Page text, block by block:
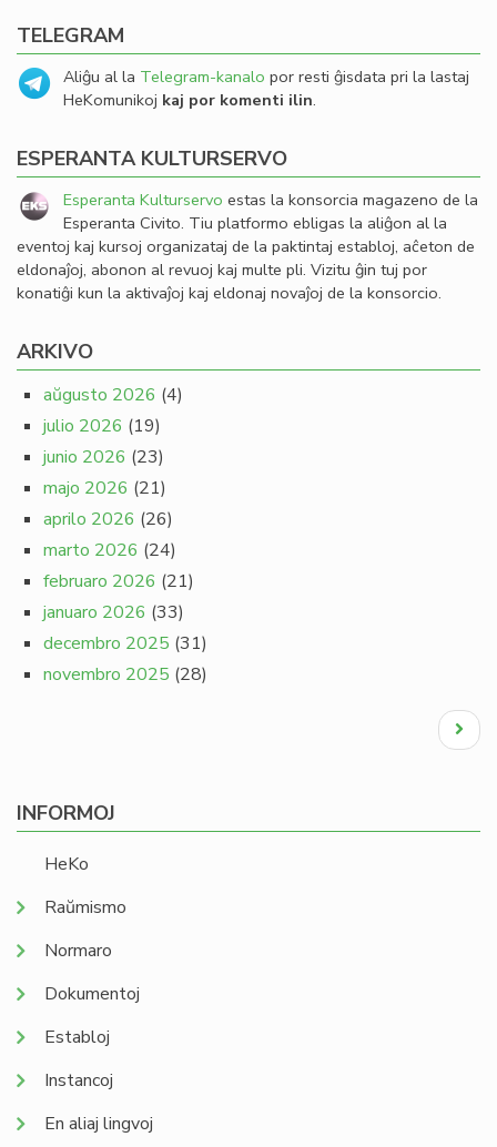
TELEGRAM
Aliĝu al la Telegram-kanalo por resti ĝisdata pri la lastaj
HeKomunikoj kaj por komenti ilin.
ESPERANTA KULTURSERVO
Esperanta Kulturservo estas la konsorcia magazeno de la
Esperanta Civito. Tiu platformo ebligas la aliĝon al la
eventoj kaj kursoj organizataj de la paktintaj establoj, aĉeton de
eldonaĵoj, abonon al revuoj kaj multe pli. Vizitu ĝin tuj por
konatiĝi kun la aktivaĵoj kaj eldonaj novaĵoj de la konsorcio.
ARKIVO
aŭgusto 2026 (4)
julio 2026 (19)
junio 2026 (23)
majo 2026 (21)
aprilo 2026 (26)
marto 2026 (24)
februaro 2026 (21)
januaro 2026 (33)
decembro 2025 (31)
novembro 2025 (28)
Next
page
INFORMOJ
HeKo
Raŭmismo
Normaro
Dokumentoj
Establoj
Instancoj
En aliaj lingvoj